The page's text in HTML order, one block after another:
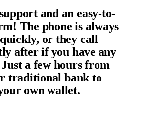
and an easy-to-
The phone is always
or they call
after if you have any
Just a few hours from
traditional bank to
own wallet.